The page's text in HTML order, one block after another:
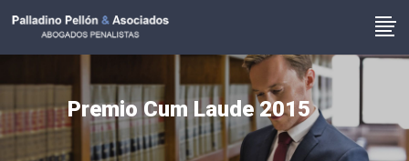
Premio Cum Laude 2015